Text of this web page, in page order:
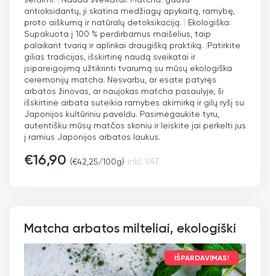
antioksidantų, ji skatina medžiagų apykaitą, ramybę,
proto aiškumą ir natūralų detoksikaciją. | Ekologiška:
Supakuota į 100 % perdirbamus maišelius, taip
palaikant tvarią ir aplinkai draugišką praktiką. |Patirkite
gilias tradicijas, išskirtinę naudą sveikatai ir
įsipareigojimą užtikrinti tvarumą su mūsų ekologiška
ceremonijų matcha. Nesvarbu, ar esate patyręs
arbatos žinovas, ar naujokas matcha pasaulyje, ši
išskirtinė arbata suteikia ramybės akimirką ir gilų ryšį su
Japonijos kultūriniu paveldu. Pasimėgaukite tyru,
autentišku mūsų matčos skoniu ir leiskite jai perkelti jus
į ramius Japonijos arbatos laukus.
€16,90 (€42,25/100g) inkl. VAT
Matcha arbatos milteliai, ekologiški
IŠPARDAVIMAS!